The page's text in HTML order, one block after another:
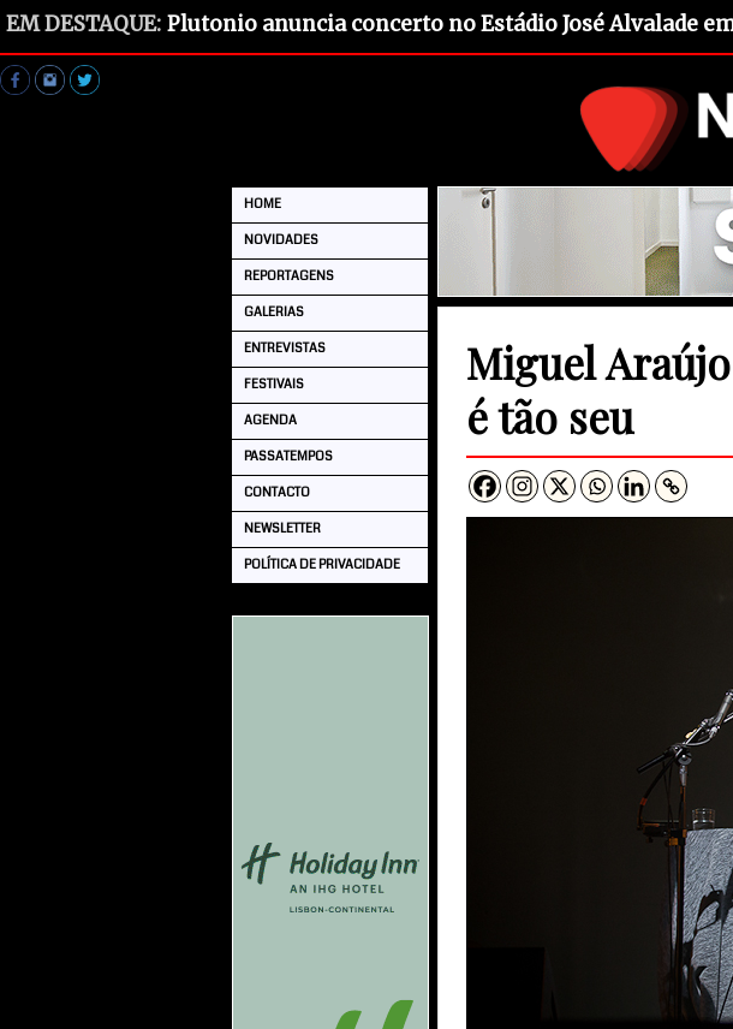
EM DESTAQUE: Plutonio anuncia concerto no Estádio José Alvalade
HOME
NOVIDADES
REPORTAGENS
GALERIAS
ENTREVISTAS
FESTIVAIS
AGENDA
PASSATEMPOS
CONTACTO
NEWSLETTER
POLÍTICA DE PRIVACIDADE
Miguel
é tão seu